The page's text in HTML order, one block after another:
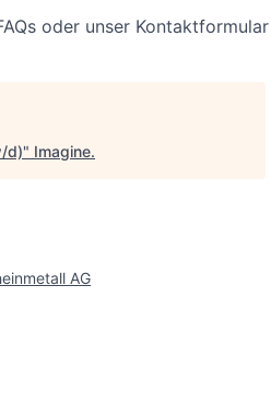
oder unser Kontaktformular
d)" Imagine.
AG